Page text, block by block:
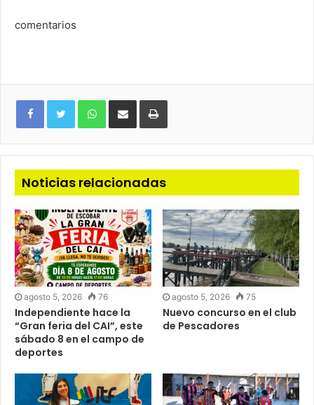
comentarios
WhatsAppCompartir
mail
Imprimir
Noticias relacionadas
agosto 5, 2026 76
Independiente hace la
“Gran feria del CAI”, este
sábado 8 en el campo de
deportes
agosto 5, 2026 75
Nuevo concurso en el club
de Pescadores